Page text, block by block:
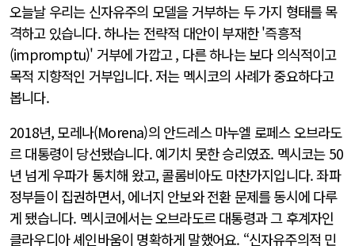
오늘날 우리는 신자유주의 모델을 거부하는 두 가지 형태를 목
격하고 있습니다. 하나는 전략적 대안이 부재한 '즉흥적
(impromptu)' 거부에 가깝고 , 다른 하나는 보다 의식적이고
목적 지향적인 거부입니다. 저는 멕시코의 사례가 중요하다고
봅니다.
2018년, 모레나(Morena)의 안드레스 마누엘 로페스 오브라도
르 대통령이 당선됐습니다. 예기치 못한 승리였죠. 멕시코는 50
년 넘게 우파가 통치해 왔고, 콜롬비아도 마찬가지입니다. 좌파
정부들이 집권하면서, 에너지 안보와 전환 문제를 동시에 다루
게 됐습니다. 멕시코에서는 오브라도르 대통령과 그 후계자인
클라우디아 셰인바움이 명확하게 말했어요. “신자유주의적 민